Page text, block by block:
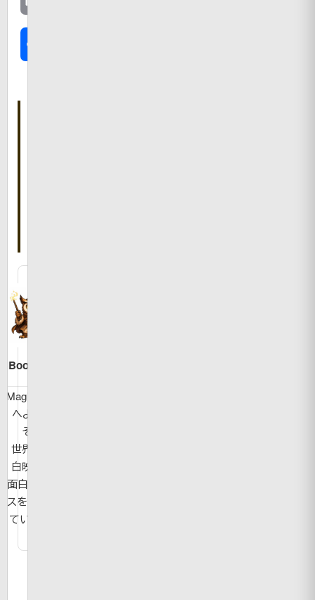
Bookman
MagicBook
へようこ
そ！
世界の面
白映像や
面白ニュー
スを紹介し
ています。